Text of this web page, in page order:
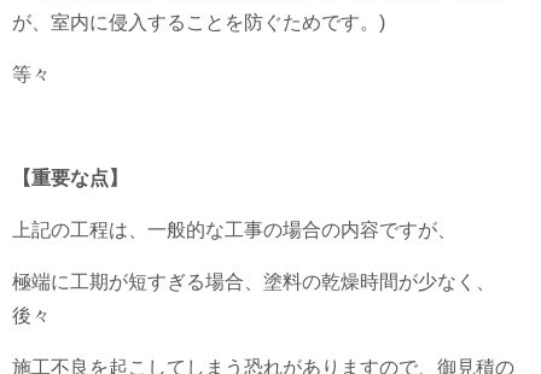
が、室内に侵入することを防ぐためです。)
等々
【重要な点】
上記の工程は、一般的な工事の場合の内容ですが、
極端に工期が短すぎる場合、塗料の乾燥時間が少なく、
後々
施工不良を起こしてしまう恐れがありますので、御見積の